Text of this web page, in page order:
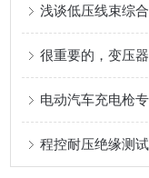
浅谈低压线束综
很重要的，变压
电动汽车充电枪
程控耐压绝缘测